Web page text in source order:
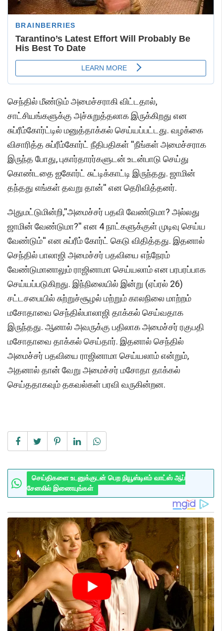
செந்தில் மீண்டும் அமைச்சராகி விட்டதால்,
சாட்சியங்களுக்கு அச்சுறுத்தலாக இருக்கிறது என
சுப்ரீம்கோர்ட்டில் மனுத்தாக்கல் செய்யப்பட்டது. வழக்கை
விசாரித்த சுப்ரீம்கோர்ட் நீதிபதிகள் ''நீங்கள் அமைச்சராக
இருந்த போது, புகார்தாரர்களுடன் உடன்பாடு செய்து
கொண்டதை ஐகோர்ட் சுட்டிக்காட்டி இருந்தது. ஜாமின்
தந்தது எங்கள் தவறு தான்'' என தெரிவித்தனர்.
அதுமட்டுமின்றி,''அமைச்சர் பதவி வேண்டுமா? அல்லது
ஜாமின் வேண்டுமா?'' என 4 நாட்களுக்குள் முடிவு செய்ய
வேண்டும்'' என சுப்ரீம் கோர்ட் கெடு விதித்தது. இதனால்
செந்தில் பாலாஜி அமைச்சர் பதவியை எந்நேரம்
வேண்டுமானாலும் ராஜினாமா செய்யலாம் என பரபரப்பாக
செய்யப்படுகிறது. இந்நிலையில் இன்று (ஏப்ரல் 26)
சட்டசபையில் சுற்றுச்சூழல் மற்றும் காலநிலை மாற்றம்
மசோதாவை செந்தில்பாலாஜி தாக்கல் செய்வதாக
இருந்தது. ஆனால் அவருக்கு பதிலாக அமைச்சர் ரகுபதி
மசோதாவை தாக்கல் செய்தார். இதனால் செந்தில்
அமைச்சர் பதவியை ராஜினாமா செய்யலாம் என்றும்,
அதனால் தான் வேறு அமைச்சர் மசோதா தாக்கல்
செய்ததாகவும் தகவல்கள் பரவி வருகின்றன.
செய்திகளை உடனுக்குடன் பெற நியூஸ்டிஎம் வாட்ஸ் ஆப்
சேனலில் இணையுங்கள்